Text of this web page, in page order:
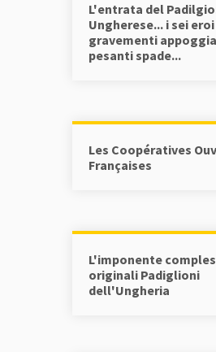
L'entrata del
Ungherese... i sei eroi
gravementi
pesanti spade...
Les Coopératives
Françaises
L'imponente
originali Padiglioni
dell'Ungheria